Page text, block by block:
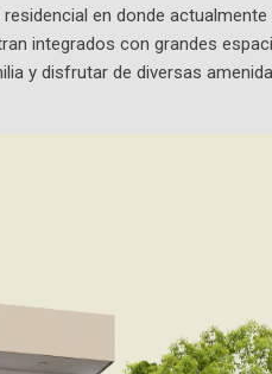
en donde
integrados con grandes
y disfrutar de diversas